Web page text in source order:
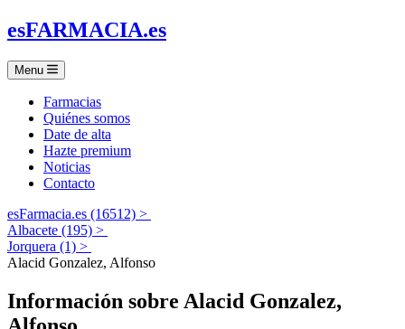
esFARMACIA.es
Menu
Farmacias
Quiénes somos
Date de alta
Hazte premium
Noticias
Contacto
esFarmacia.es (16512) >
Albacete (195) >
Jorquera (1) >
Alacid Gonzalez, Alfonso
Información sobre Alacid Gonzalez,